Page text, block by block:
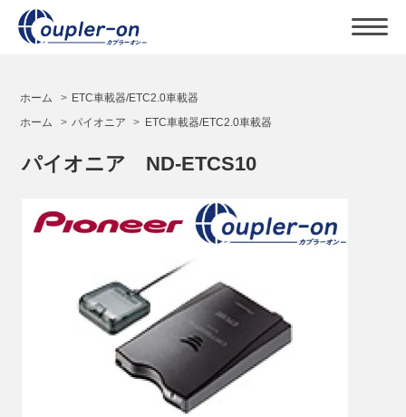
ホーム > ETC車載器/ETC2.0車載器
ホーム
> パイオニア > ETC車載器/ETC2.0車載器
パイオニア ND-ETCS10